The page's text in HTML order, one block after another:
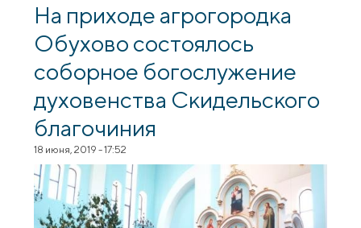
На приходе агрогородка
Обухово состоялось
соборное богослужение
духовенства Скидельского
благочиния
18 июня, 2019 - 17:52